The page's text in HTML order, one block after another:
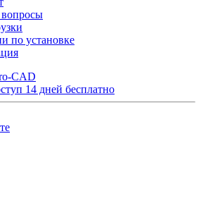
по установке
CAD
14 дней бесплатно